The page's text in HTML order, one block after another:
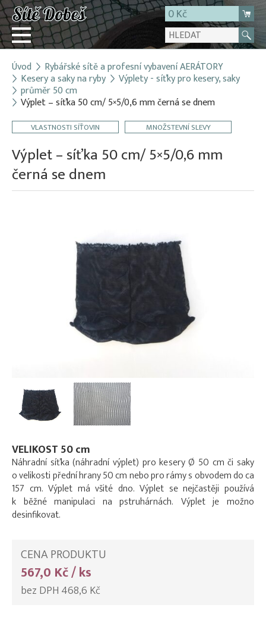
0 Kč
Přihlásit
Registrace
O firmě
Kontakt
Úvod Rybářské sítě a profesní vybavení AERÁTORY
Kesery a saky na ryby Výplety - síťky pro kesery, saky
průměr 50 cm
Výplet – síťka 50 cm/ 5×5/0,6 mm černá se dnem
VLASTNOSTI SÍŤOVIN MNOŽSTEVNÍ SLEVY
Výplet – síťka 50 cm/ 5×5/0,6 mm
černá se dnem
VELIKOST 50 cm
Náhradní síťka (náhradní výplet) pro kesery Ø 50 cm či saky
o velikosti přední hrany 50 cm nebo pro rámy s obvodem do ca
157 cm. Výplet má všité dno. Výplet se nejčastěji používá
k běžné manipulaci na pstruhárnách. Výplet je možno
desinfikovat.
CENA PRODUKTU
567,0 Kč / ks
bez DPH 468,6 Kč